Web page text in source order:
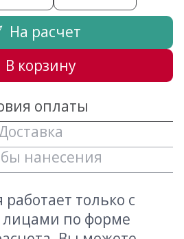
На расчет
В корзину
оплаты
нанесения
только с
по форме